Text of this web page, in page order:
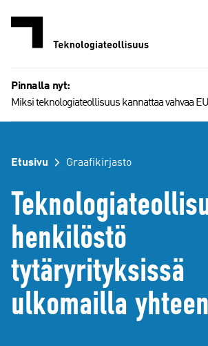
Pinnalla nyt:
Miksi teknologiateollisuus kannattaa vahvaa
Etusivu Graafikirjasto
henkilöstö
tytäryrityksissä
ulkomailla